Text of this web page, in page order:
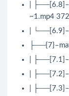
|
~1.mp4
|
|
|
|